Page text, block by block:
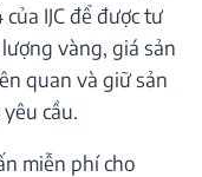
IJC để được tư
vàng, giá sản
quan và giữ sản
cầu.
miễn phí cho